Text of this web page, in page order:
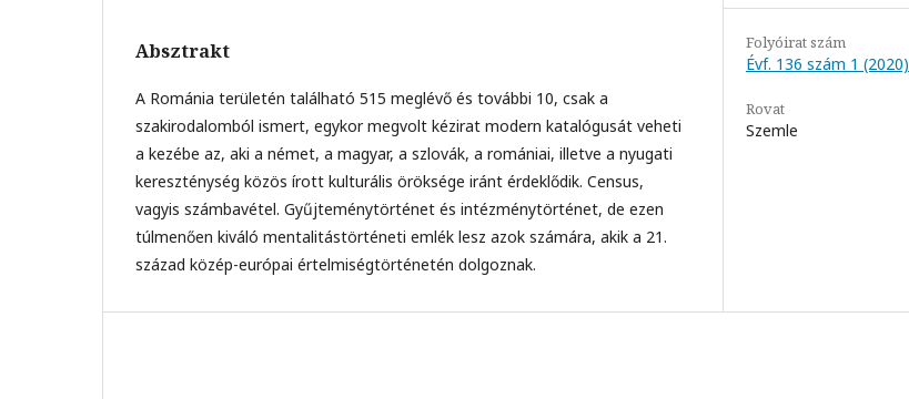
Absztrakt
A Románia területén található 515 meglévő és további 10, csak a
szakirodalomból ismert, egykor megvolt kézirat modern katalógusát veheti
a kezébe az, aki a német, a magyar, a szlovák, a romániai, illetve a nyugati
kereszténység közös írott kulturális öröksége iránt érdeklődik. Census,
vagyis számbavétel. Gyűjteménytörténet és intézménytörténet, de ezen
túlmenően kiváló mentalitástörténeti emlék lesz azok számára, akik a 21.
század közép-európai értelmiségtörténetén dolgoznak.
Folyóirat szám
Évf. 136 szám 1 (2020)
Rovat
Szemle